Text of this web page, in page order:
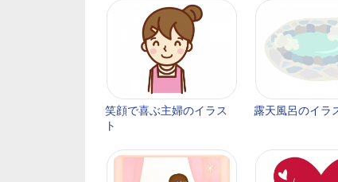
笑顔で喜ぶ主婦のイラス
ト
露天風呂のイラ